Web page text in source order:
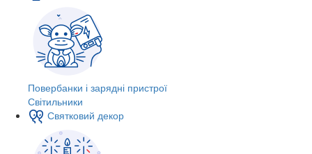
Повербанки і зарядні пристрої
Світильники
Святковий декор